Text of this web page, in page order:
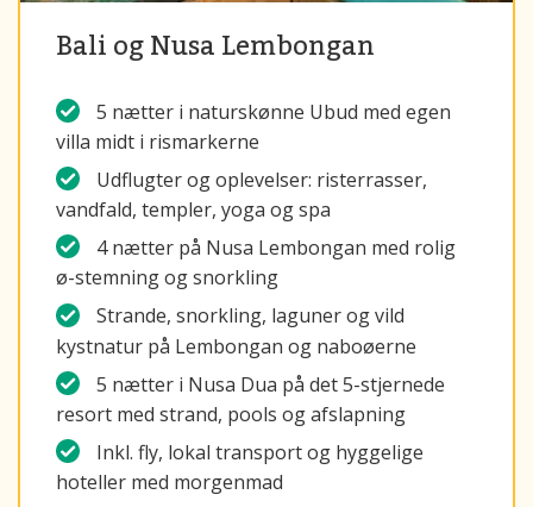
Bali og Nusa Lembongan
5 nætter i naturskønne Ubud med egen
villa midt i rismarkerne
Udflugter og oplevelser: risterrasser,
vandfald, templer, yoga og spa
4 nætter på Nusa Lembongan med rolig
ø-stemning og snorkling
Strande, snorkling, laguner og vild
kystnatur på Lembongan og naboøerne
5 nætter i Nusa Dua på det 5-stjernede
resort med strand, pools og afslapning
Inkl. fly, lokal transport og hyggelige
hoteller med morgenmad